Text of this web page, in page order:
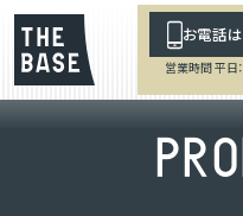
お電話
営業時間 平日
PRO